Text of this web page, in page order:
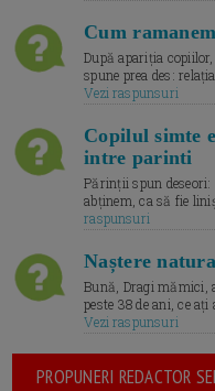
Cum
După apariția
spune prea des:
Vezi raspunsuri
Copilul simte
intre parinti
Părinții spun deseori:
abținem, ca să fie
raspunsuri
Naștere
Bună, Dragi mămici,
peste 38 de ani, ce
Vezi raspunsuri
PROPUNERI REDACTOR